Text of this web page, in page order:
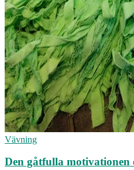
Vävning
Den gåtfulla